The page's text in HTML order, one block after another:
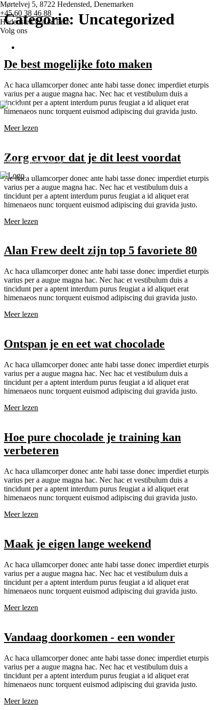
Mørtelvej 5, 8722 Hedensted, Denemarken
+45 60 38 46 88
Hedensted Put & Take
Volg ons
Startpagina
Prijzen
Neem contact met ons op
Categorie: Uncategorized
De best mogelijke foto maken
Ac haca ullamcorper donec ante habi tasse donec imperdiet eturpis
varius per a augue magna hac. Nec hac et vestibulum duis a
tincidunt per a aptent interdum purus feugiat a id aliquet erat
himenaeos nunc torquent euismod adipiscing dui gravida justo.
Meer lezen
Zorg ervoor dat je dit leest voordat
Ac haca ullamcorper donec ante habi tasse donec imperdiet eturpis
varius per a augue magna hac. Nec hac et vestibulum duis a
tincidunt per a aptent interdum purus feugiat a id aliquet erat
himenaeos nunc torquent euismod adipiscing dui gravida justo.
Meer lezen
Alan Frew deelt zijn top 5 favoriete 80
Ac haca ullamcorper donec ante habi tasse donec imperdiet eturpis
varius per a augue magna hac. Nec hac et vestibulum duis a
tincidunt per a aptent interdum purus feugiat a id aliquet erat
himenaeos nunc torquent euismod adipiscing dui gravida justo.
Meer lezen
Ontspan je en eet wat chocolade
Ac haca ullamcorper donec ante habi tasse donec imperdiet eturpis
varius per a augue magna hac. Nec hac et vestibulum duis a
tincidunt per a aptent interdum purus feugiat a id aliquet erat
himenaeos nunc torquent euismod adipiscing dui gravida justo.
Meer lezen
Hoe pure chocolade je training kan
verbeteren
Ac haca ullamcorper donec ante habi tasse donec imperdiet eturpis
varius per a augue magna hac. Nec hac et vestibulum duis a
tincidunt per a aptent interdum purus feugiat a id aliquet erat
himenaeos nunc torquent euismod adipiscing dui gravida justo.
Meer lezen
Maak je eigen lange weekend
Ac haca ullamcorper donec ante habi tasse donec imperdiet eturpis
varius per a augue magna hac. Nec hac et vestibulum duis a
tincidunt per a aptent interdum purus feugiat a id aliquet erat
himenaeos nunc torquent euismod adipiscing dui gravida justo.
Meer lezen
Vandaag doorkomen - een wonder
Ac haca ullamcorper donec ante habi tasse donec imperdiet eturpis
varius per a augue magna hac. Nec hac et vestibulum duis a
tincidunt per a aptent interdum purus feugiat a id aliquet erat
himenaeos nunc torquent euismod adipiscing dui gravida justo.
Meer lezen